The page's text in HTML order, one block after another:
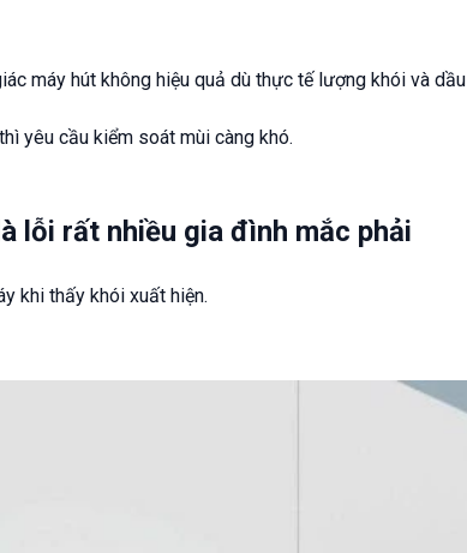
máy hút không hiệu quả dù thực tế lượng khói và
yêu cầu kiểm soát mùi càng khó.
lỗi rất nhiều gia đình mắc phải
khi thấy khói xuất hiện.